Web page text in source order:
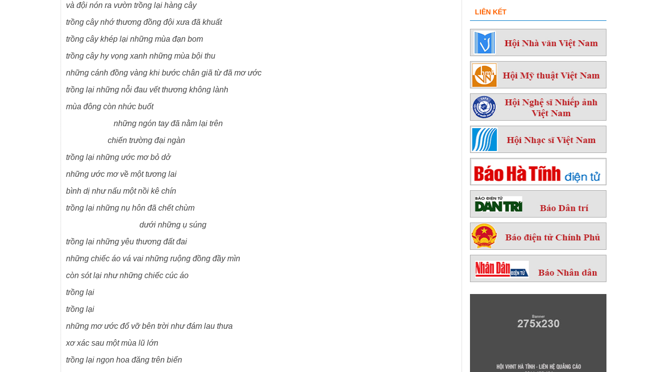
và đội nón ra vườn trồng lại hàng cây
trồng cây nhớ thương đồng đội xưa đã khuất
trồng cây khép lại những mùa đạn bom
trồng cây hy vọng xanh những mùa bội thu
những cánh đồng vàng khi bước chân giã từ đã mơ ước
trồng lại những nỗi đau vết thương không lành
mùa đông còn nhức buốt
những ngón tay đã nằm lại trên
chiến trường đại ngàn
trồng lại những ước mơ bỏ dở
những ước mơ về một tương lai
bình dị như nấu một nồi kê chín
trồng lại những nụ hôn đã chết chùm
dưới những ụ súng
trồng lại những yêu thương đất đai
những chiếc áo vá vai những ruộng đồng đầy mìn
còn sót lại như những chiếc cúc áo
trồng lại
trồng lại
những mơ ước đổ vỡ bên trời như đám lau thưa
xơ xác sau một mùa lũ lớn
trồng lại ngọn hoa đăng trên biển
LIÊN KẾT